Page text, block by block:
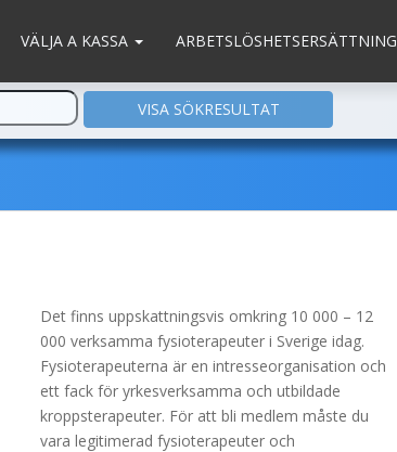
VÄLJA A KASSA ARBETSLÖSHETSERSÄTTNING
Det finns uppskattningsvis omkring 10 000 – 12
000 verksamma fysioterapeuter i Sverige idag.
Fysioterapeuterna är en intresseorganisation och
ett fack för yrkesverksamma och utbildade
kroppsterapeuter. För att bli medlem måste du
vara legitimerad fysioterapeuter och